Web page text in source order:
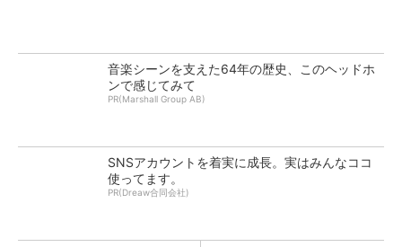
音楽シーンを支えた64年の歴史、このヘッドホ
ンで感じてみて
PR(Marshall Group AB)
SNSアカウントを着実に成長。実はみんなココ
使ってます。
PR(Dreaw合同会社)